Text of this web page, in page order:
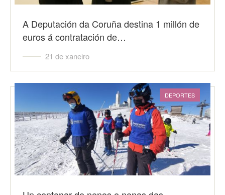
A Deputación da Coruña destina 1 millón de
euros á contratación de…
21 de xaneiro
DEPORTES